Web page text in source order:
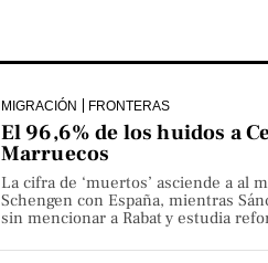
MIGRACIÓN FRONTERAS
El 96,6% de los huidos a
Marruecos
La cifra de ‘muertos’ asciende a al
Schengen con España, mientras
sin mencionar a Rabat y estudia